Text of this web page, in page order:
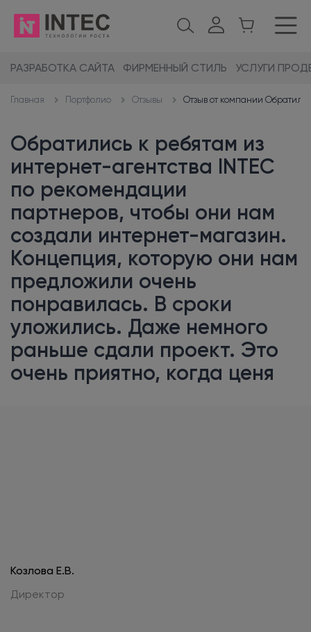
РАЗРАБОТКА САЙТА ФИРМЕННЫЙ СТИЛЬ УСЛУГИ
Главная Портфолио Отзывы Отзыв от компании
Обратились к ребятам из
интернет-агентства INTEC
по рекомендации
партнеров, чтобы они нам
создали интернет-магазин.
Концепция, которую они нам
предложили очень
понравилась. В сроки
уложились. Даже немного
раньше сдали проект. Это
очень приятно, когда ценя
Козлова Е.В.
Директор